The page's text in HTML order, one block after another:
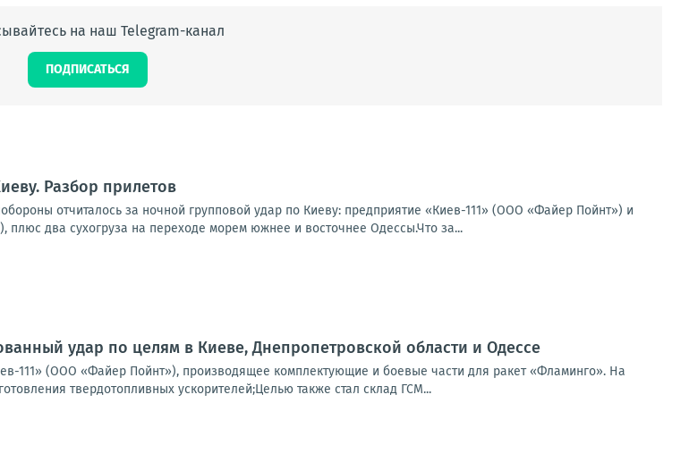
на наш Telegram-канал
ПОДПИСАТЬСЯ
Разбор прилетов
отчиталось за ночной групповой удар по Киеву: предприятие «Киев-111» (ООО «Файер Пойнт») и
два сухогруза на переходе морем южнее и восточнее Одессы.Что за...
удар по целям в Киеве, Днепропетровской области и Одессе
111» (ООО «Файер Пойнт»), производящее комплектующие и боевые части для ракет «Фламинго». На
твердотопливных ускорителей;Целью также стал склад ГСМ...